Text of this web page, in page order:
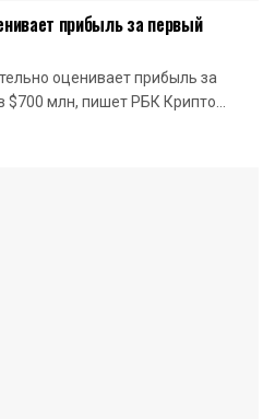
прибыль за первый
оценивает прибыль за
$700 млн, пишет РБК Крипто...